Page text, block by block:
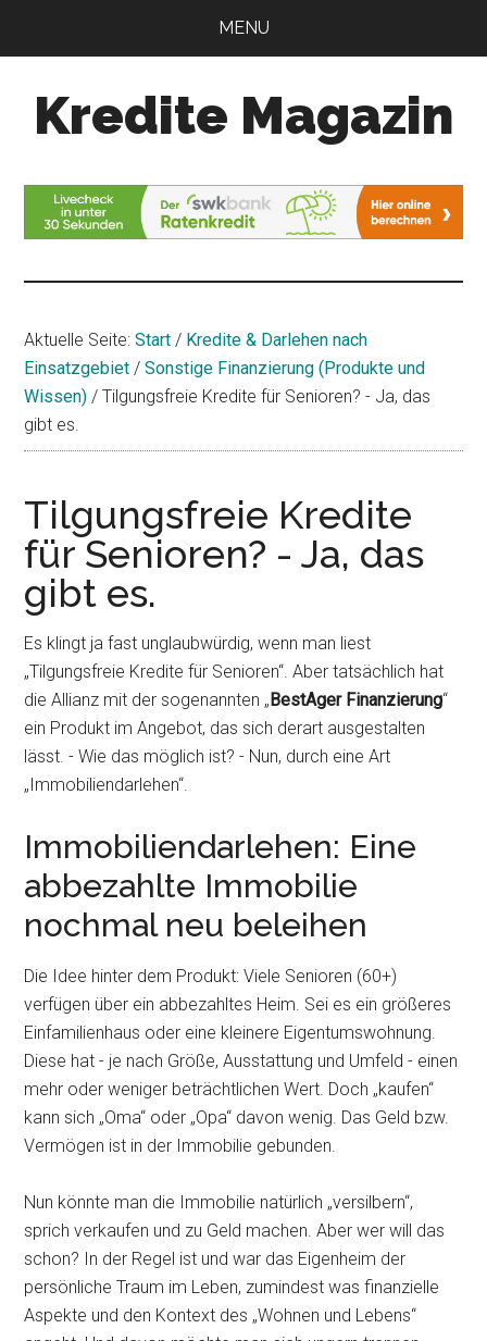
MENU
Kredite Magazin
für
Ihren
Kredit
Aktuelle Seite:Start / Kredite & Darlehen nach
Einsatzgebiet / Sonstige Finanzierung (Produkte und
Wissen) / Tilgungsfreie Kredite für Senioren? - Ja, das
gibt es.
Tilgungsfreie Kredite
für Senioren? - Ja, das
gibt es.
Es klingt ja fast unglaubwürdig, wenn man liest
„Tilgungsfreie Kredite für Senioren“. Aber tatsächlich hat
die Allianz mit der sogenannten „BestAger Finanzierung“
ein Produkt im Angebot, das sich derart ausgestalten
lässt. - Wie das möglich ist? - Nun, durch eine Art
„Immobiliendarlehen“.
Immobiliendarlehen: Eine
abbezahlte Immobilie
nochmal neu beleihen
Die Idee hinter dem Produkt: Viele Senioren (60+)
verfügen über ein abbezahltes Heim. Sei es ein größeres
Einfamilienhaus oder eine kleinere Eigentumswohnung.
Diese hat - je nach Größe, Ausstattung und Umfeld - einen
mehr oder weniger beträchtlichen Wert. Doch „kaufen“
kann sich „Oma“ oder „Opa“ davon wenig. Das Geld bzw.
Vermögen ist in der Immobilie gebunden.
Nun könnte man die Immobilie natürlich „versilbern“,
sprich verkaufen und zu Geld machen. Aber wer will das
schon? In der Regel ist und war das Eigenheim der
persönliche Traum im Leben, zumindest was finanzielle
Aspekte und den Kontext des „Wohnen und Lebens“